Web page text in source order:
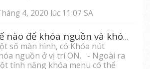
4, 2020 lúc 11:07 SA
Làm thế nào để khóa nguồn và khóa menu?
số màn hình, có Khóa nút
nguồn ở vị trí ON. - Ngoài ra
tính năng khóa menu có thể